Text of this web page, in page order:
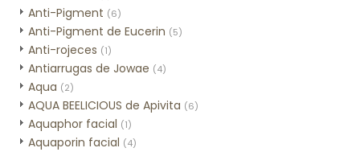
Anti-Pigment (6)
Anti-Pigment de Eucerin (5)
Anti-rojeces (1)
Antiarrugas de Jowae (4)
Aqua (2)
AQUA BEELICIOUS de Apivita (6)
Aquaphor facial (1)
Aquaporin facial (4)